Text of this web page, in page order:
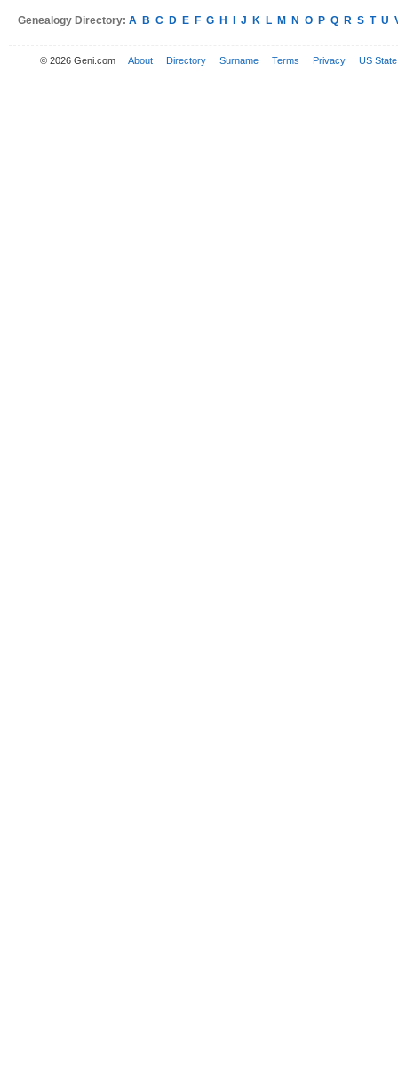
Genealogy Directory: A B C D E F G H J K L M N O P Q R S T U
© 2026 Geni.com About Directory Surname Terms Privacy US